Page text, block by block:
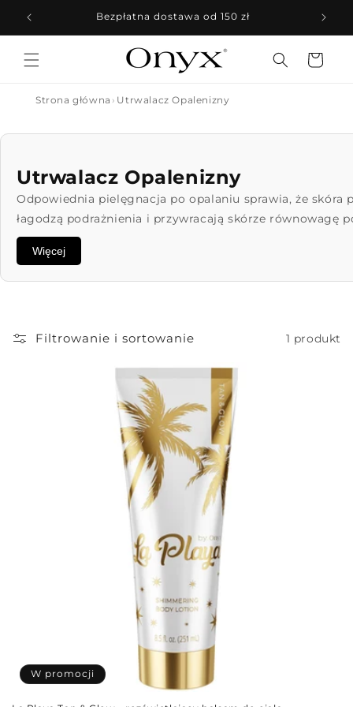
do
Bezpłatna dostawa od 150 zł
Koszyk
Strona główna Utrwalacz Opalenizny
Utrwalacz Opalenizny
Odpowiednia pielęgnacja po opalaniu sprawia, że skóra
łagodzą podrażnienia i przywracają skórze równowagę
opaleniznę. Regularne stosowanie zapewnia skórze
Więcej
Filtrowanie i sortowanie 1 produkt
W promocji